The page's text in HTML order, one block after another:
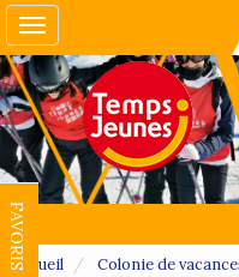
Toggle
navigation
FAVORIS
Accueil Colonie de